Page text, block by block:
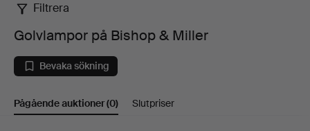
Golvlampor
på
Bishop
&
Filtrera
Golvlampor på Bishop & Miller
Bevaka sökning
Pågående auktioner(0) Slutpriser